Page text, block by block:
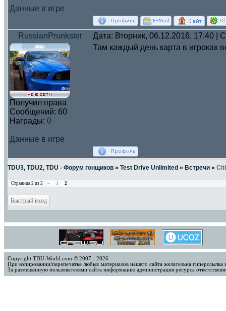
Данные в игре
RussianPrunkster Дата: Вторник, 06.12.2016, 17:40 |
Получил права
Сообщений: 60
Награды: 0
Данные в игре
Там каждый день карта в игроках
TDU3, TDU2, TDU - Форум гонщиков » Test Drive Unlimited » Встречи »
Страница 2 из 2 « 1 2
Copyright TDU-World.com © 2007 - 2026
При копировании/перепечатке любых материалов нашего сайта желательна
За размещённую пользователями сайта информацию администрация ресурса